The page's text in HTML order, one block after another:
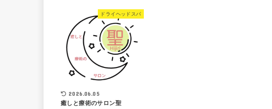
ドライヘッドスパ
2026.06.05
癒しと療術のサロン聖